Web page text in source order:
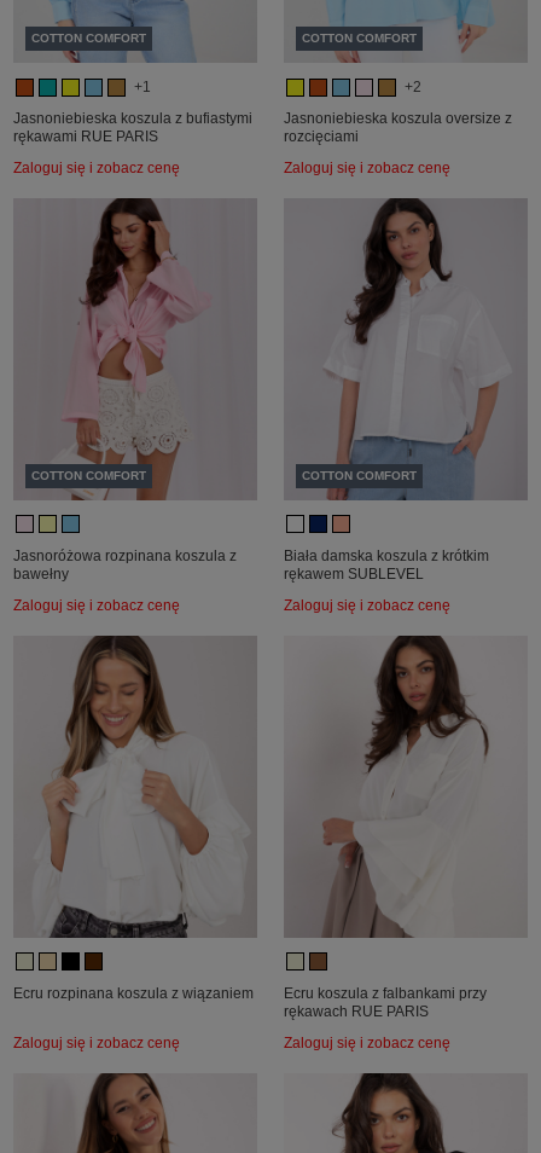
COTTON COMFORT
+1
Jasnoniebieska koszula z bufiastymi
rękawami RUE PARIS
Zaloguj się i zobacz cenę
COTTON COMFORT
+2
Jasnoniebieska koszula oversize z
rozcięciami
Zaloguj się i zobacz cenę
COTTON COMFORT
Jasnoróżowa rozpinana koszula z
bawełny
Zaloguj się i zobacz cenę
COTTON COMFORT
Biała damska koszula z krótkim
rękawem SUBLEVEL
Zaloguj się i zobacz cenę
Ecru rozpinana koszula z wiązaniem
Zaloguj się i zobacz cenę
Ecru koszula z falbankami przy
rękawach RUE PARIS
Zaloguj się i zobacz cenę